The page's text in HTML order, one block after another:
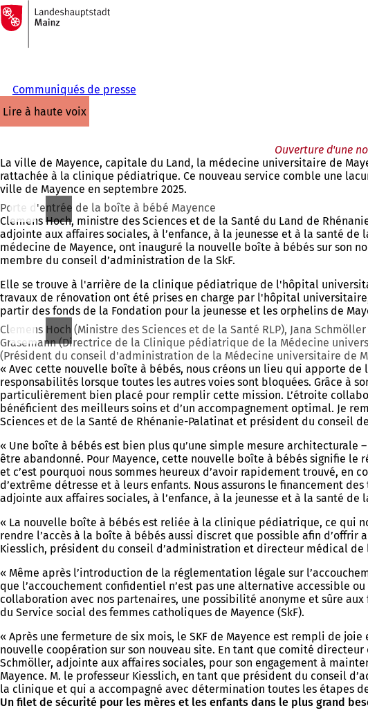
Accéder au contenu
Vers
la
page
d'accueil
Communiqués de presse
lire à haute voix
Ouverture d'une
La ville de Mayence, capitale du Land, la médecine universitaire de
rattachée à la clinique pédiatrique. Ce nouveau service comble une
ville de Mayence en septembre 2025.
Porte d'entrée de la boîte à bébé Mayence
Clemens Hoch, ministre des Sciences et de la Santé du Land de
adjointe aux affaires sociales, à l’enfance, à la jeunesse et à la santé
médecine de Mayence, ont inauguré la nouvelle boîte à bébés sur son
membre du conseil d’administration de la SkF.
Elle se trouve à l'arrière de la clinique pédiatrique de l'hôpital
travaux de rénovation ont été prises en charge par l'hôpital
partir des fonds de la Fondation pour la jeunesse et les orphelins de
Clemens Hoch (Ministre des Sciences et de la Santé RLP), Jana
Grasemann (Directrice de la Clinique pédiatrique de la Médecine
(Président du conseil d'administration de la Médecine universitaire de
« Avec cette nouvelle boîte à bébés, nous créons un lieu qui apporte
responsabilités lorsque toutes les autres voies sont bloquées. Grâce à
particulièrement bien placé pour remplir cette mission. L’étroite
bénéficient des meilleurs soins et d’un accompagnement optimal. Je
Sciences et de la Santé de Rhénanie-Palatinat et président du conseil
« Une boîte à bébés est bien plus qu’une simple mesure architecturale
être abandonné. Pour Mayence, cette nouvelle boîte à bébés signifie
et c’est pourquoi nous sommes heureux d’avoir rapidement trouvé, en
d’extrême détresse et à leurs enfants. Nous assurons le financement
adjointe aux affaires sociales, à l’enfance, à la jeunesse et à la santé de
« La nouvelle boîte à bébés est reliée à la clinique pédiatrique, ce qui
rendre l’accès à la boîte à bébés aussi discret que possible afin
Kiesslich, président du conseil d’administration et directeur médical de
« Même après l’introduction de la réglementation légale sur
que l’accouchement confidentiel n’est pas une alternative accessible
collaboration avec nos partenaires, une possibilité anonyme et sûre
du Service social des femmes catholiques de Mayence (SkF).
« Après une fermeture de six mois, le SKF de Mayence est rempli de
nouvelle coopération sur son nouveau site. En tant que comité
Schmöller, adjointe aux affaires sociales, pour son engagement à
Mayence. M. le professeur Kiesslich, en tant que président du conseil
la clinique et qui a accompagné avec détermination toutes les étapes
Un filet de sécurité pour les mères et les enfants dans le plus grand